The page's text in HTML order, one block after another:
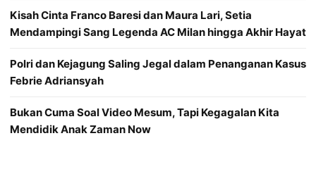
Kisah Cinta Franco Baresi dan Maura Lari, Setia
Mendampingi Sang Legenda AC Milan hingga Akhir Hayat
Polri dan Kejagung Saling Jegal dalam Penanganan Kasus
Febrie Adriansyah
Bukan Cuma Soal Video Mesum, Tapi Kegagalan Kita
Mendidik Anak Zaman Now